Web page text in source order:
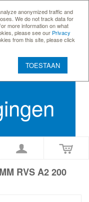
anonymized traffic and
We do not track data for
more information on what
please see our Privacy
from this site, please click
TOESTAAN
RVS A2 200